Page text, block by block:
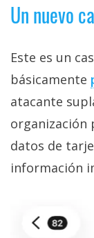
Un nuevo
Este es un
básicamente
atacante
organización
datos de
información